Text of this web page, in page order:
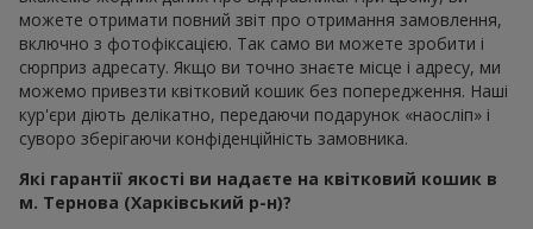
можете отримати повний звіт про отримання замовлення,
включно з фотофіксацією. Так само ви можете зробити і
сюрприз адресату. Якщо ви точно знаєте місце і адресу, ми
можемо привезти квітковий кошик без попередження. Наші
кур'єри діють делікатно, передаючи подарунок «наосліп» і
суворо зберігаючи конфіденційність замовника.
Які гарантії якості ви надаєте на квітковий кошик в
м. Тернова (Харківський р-н)?